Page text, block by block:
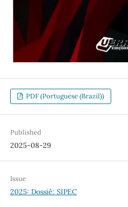
PDF (Portuguese (Brazil))
Published
2025-08-29
Issue
2025: Dossiê: SIPEC